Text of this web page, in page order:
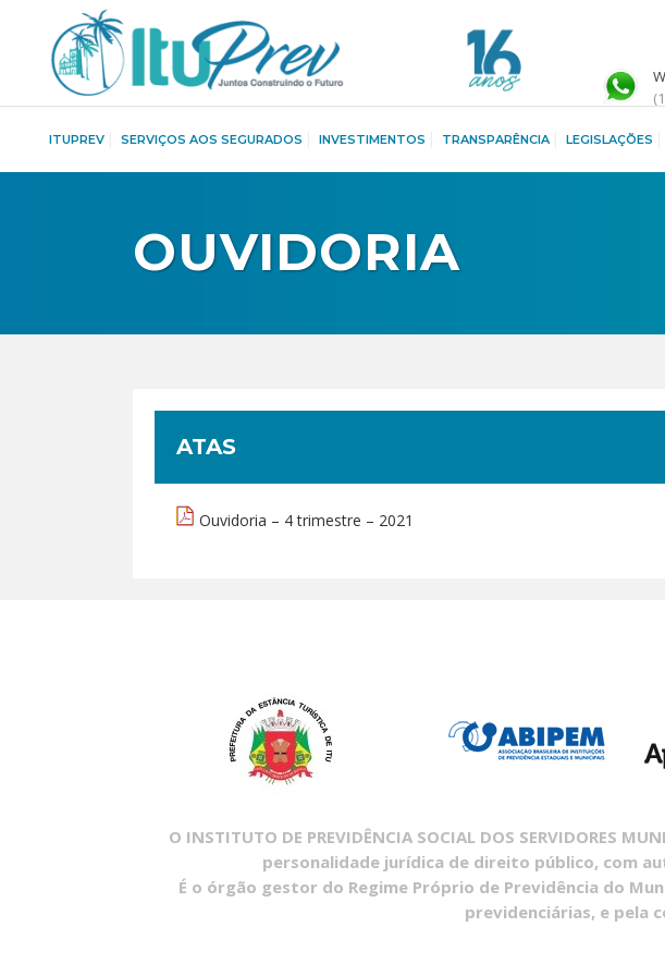
ITUPREV SERVIÇOS AOS SEGURADOS INVESTIMENTOS TRANSPARÊNCIA LEGISLAÇÕES
OUVIDORIA
ATAS
Ouvidoria – 4 trimestre – 2021
O INSTITUTO DE PREVIDÊNCIA SOCIAL DOS SERVIDORES
personalidade jurídica de direito público, com
É o órgão gestor do Regime Próprio de Previdência do
previdenciárias, e pela